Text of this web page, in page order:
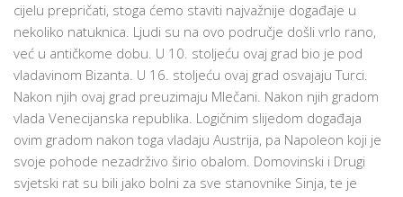
cijelu prepričati, stoga ćemo staviti najvažnije događaje u
nekoliko natuknica. Ljudi su na ovo područje došli vrlo rano,
već u antičkome dobu. U 10. stoljeću ovaj grad bio je pod
vladavinom Bizanta. U 16. stoljeću ovaj grad osvajaju Turci.
Nakon njih ovaj grad preuzimaju Mlečani. Nakon njih gradom
vlada Venecijanska republika. Logičnim slijedom događaja
ovim gradom nakon toga vladaju Austrija, pa Napoleon koji je
svoje pohode nezadrživo širio obalom. Domovinski i Drugi
svjetski rat su bili jako bolni za sve stanovnike Sinja, te je